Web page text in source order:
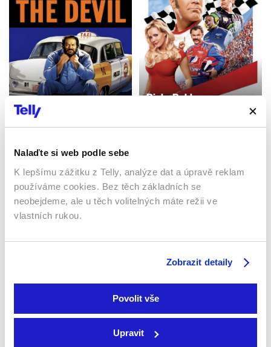
Nalaďte si web podle sebe
K lepšímu zážitku z Telly, analýze dat a úpravě reklam
používáme cookies. Bez těch základních se
neobejdeme, ale u těch volitelných máte režii ve
vlastních rukou.
Zobrazit detaily
Povolit vše
Upravit
Ďáblovo pokušení
1991 | Itálie | 99 min
Ricky Bobby:
Sledujte kdekoliv až na 6 zařízeních
Sledovat internetovou televizi jde odkudkoliv